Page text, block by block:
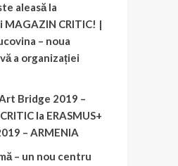
aleasă la
CRITIC! |
– noua
a organizației
Art Bridge 2019 –
la ERASMUS+
– ARMENIA
– un nou centru